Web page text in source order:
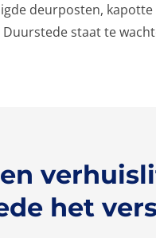
deurposten,
staat te
het